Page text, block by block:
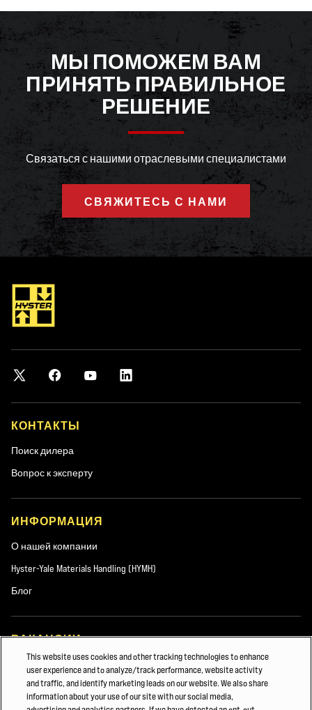
800 различных изделий для кухонь и мебели
На складах Holz-Tusche хранятся 800 самых разных изделий,
используемых в основном для магазинов, кухонь и мебельных
конструкций. Кроме того, там хранятся доски из массивной
древесины, пиломатериалы и паркетные изделия для
В 1934 году Йозеф Туше, дедушка современного владельца
бизнеса, основал эту компанию. В 1958 году была приобретена
лесопильня, но это направление деятельности было закрыто в
1976 году, когда деятельность семейного предприятия была
перенесена в другое место. В 2011 году компания Holz-Tusche
рассчитанных на обработку материалов размерами до 5,6
метра.
всего через год был введен в эксплуатацию
хранение и снимаются автоматизированным способом с
скомплектовать по запросу с минимальными затратами
времени.
17 вилочных погрузчиков Hyster® для выполнения
логистических операций
Обширные территории компании, в том числе склады,
означают определенные требования к логистике. Иногда,
логистических операциях задействованы 17 погрузчиков
Hyster®, а начиная с 2010 г. постепенно произошел переход от
дизельного топлива на СНГ. Чтобы предотвратить утечку газа,
погрузчики Hyster® оснащаются двумя газовыми баллонами —
при этом оператор может сразу же использовать второй баллон
МЫ ПОМОЖЕМ ВАМ
ПРИНЯТЬ ПРАВИЛЬНОЕ
РЕШЕНИЕ
Связаться с нашими отраслевыми специалистами
СВЯЖИТЕСЬ С НАМИ
КОНТАКТЫ
Поиск дилера
Вопрос к эксперту
ИНФОРМАЦИЯ
О нашей компании
Hyster-Yale Materials Handling (HYMH)
Блог
ВАКАНСИИ
This website uses cookies and other tracking technologies to enhance
user experience and to analyze/track performance, website activity
and traffic, and identify marketing leads on our website. We also share
information about your use of our site with our social media,